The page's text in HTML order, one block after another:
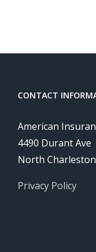
CONTACT
American
4490 Durant Ave
North Charleston
Privacy Policy